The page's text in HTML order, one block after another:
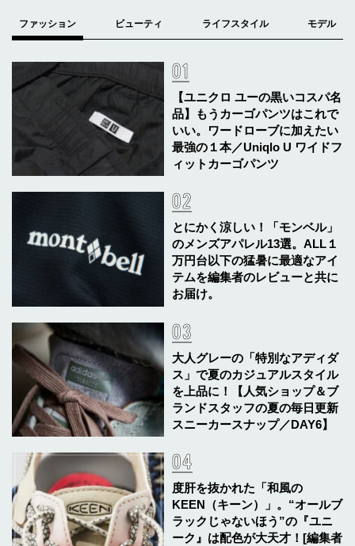
【ユニクロ ユーの黒いコスパ名
品】もうカーゴパンツはこれで
いい。ワードローブに加えたい
最強の１本／Uniqlo U ワイドフ
ィットカーゴパンツ
とにかく涼しい！「モンベル」
のメンズアパレル13選。ALL１
万円台以下の猛暑に最適なアイ
テムを編集者のレビューと共に
お届け。
大人グレーの「特別なアディダ
ス」で夏のカジュアルスタイル
を上品に！【人気ショップ＆ブ
ランドスタッフの夏の毎日更新
スニーカースナップ／DAY6】
度肝を抜かれた「和風の
KEEN（キーン）」。“オールブ
ラックじゃないほう”の『ユニ
ーク』は配色が大天才！[編集者